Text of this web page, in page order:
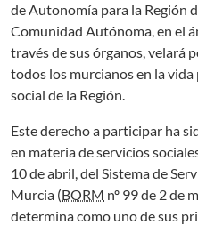
de Autonomía para la Región
Comunidad Autónoma, en el
través de sus órganos, velará
todos los murcianos en la
social de la Región.
Este derecho a participar ha
en materia de servicios
10 de abril, del Sistema de
Murcia (BORM nº 99 de 2 de
determina como uno de sus